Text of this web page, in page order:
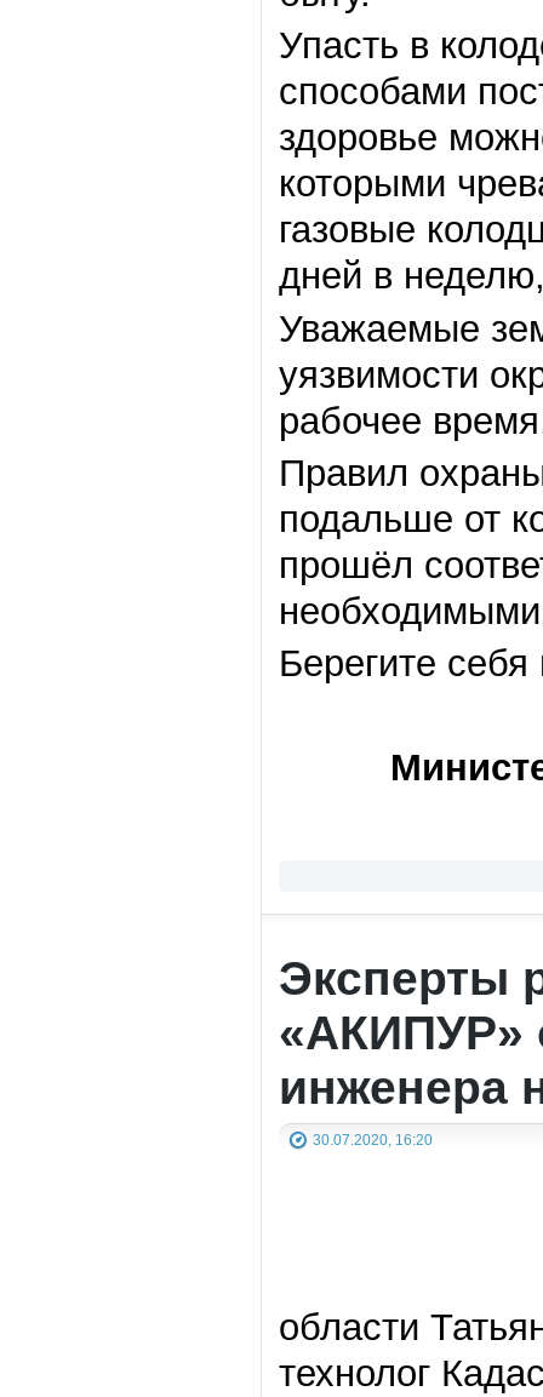
Упасть в
способами
здоровье
которыми
газовые
дней в
Уважаемые
уязвимости
рабочее
Правил
подальше от
прошёл
Берегите себя
Эксперты
«АКИПУР»
инженера
30.07.2020, 16:20
области
технолог